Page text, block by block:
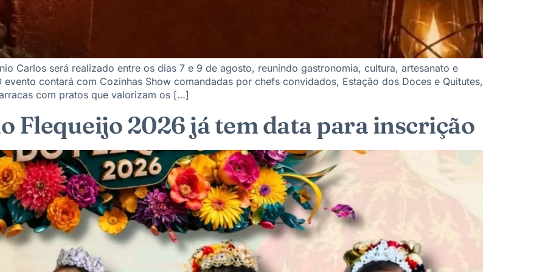
Carlos será realizado entre os dias 7 e 9 de agosto, reunindo gastronomia, cultura, artesanato e
contará com Cozinhas Show comandadas por chefs convidados, Estação dos Doces e Quitutes,
com pratos que valorizam os […]
Flequeijo 2026 já tem data para inscrição